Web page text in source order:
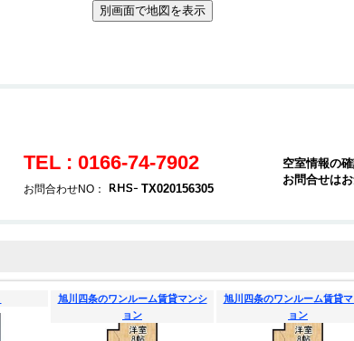
TEL : 0166-74-7902
お問合わせNO： TX020156305
空室情報の
お問合せは
旭川四条のワンルーム賃貸マンシ
ョン
旭川四条のワンルーム賃貸
ョン